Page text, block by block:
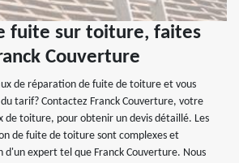
fuite sur toiture, faites
Couverture
de réparation de fuite de toiture et vous
tarif? Contactez Franck Couverture, votre
de toiture, pour obtenir un devis détaillé. Les
de fuite de toiture sont complexes et
expert tel que Franck Couverture. Nous